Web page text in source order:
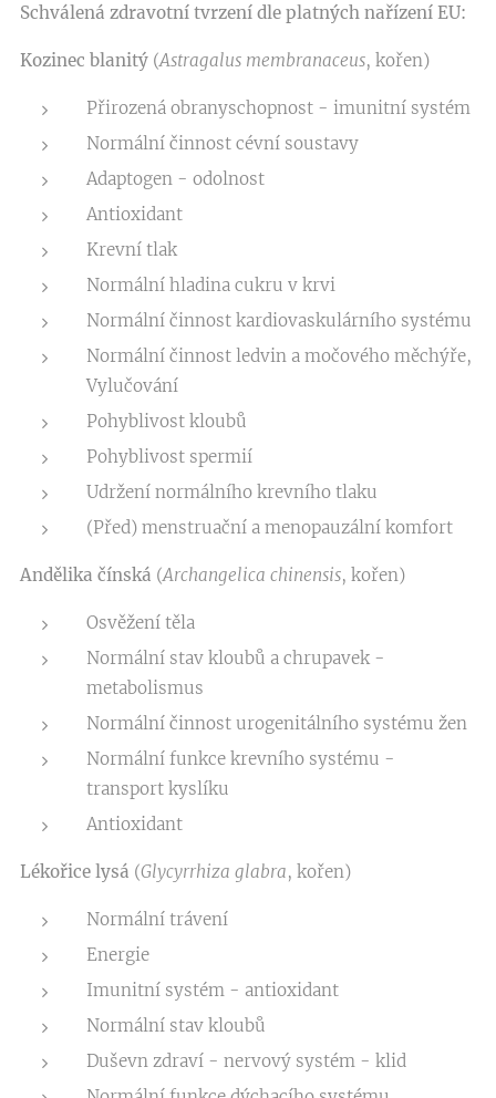
Schválená zdravotní tvrzení dle platných nařízení EU:
Kozinec blanitý (Astragalus membranaceus, kořen)
Přirozená obranyschopnost - imunitní systém
Normální činnost cévní soustavy
Adaptogen - odolnost
Antioxidant
Krevní tlak
Normální hladina cukru v krvi
Normální činnost kardiovaskulárního systému
Normální činnost ledvin a močového měchýře,
Vylučování
Pohyblivost kloubů
Pohyblivost spermií
Udržení normálního krevního tlaku
(Před) menstruační a menopauzální komfort
Andělika čínská (Archangelica chinensis, kořen)
Osvěžení těla
Normální stav kloubů a chrupavek -
metabolismus
Normální činnost urogenitálního systému žen
Normální funkce krevního systému -
transport kyslíku
Antioxidant
Lékořice lysá (Glycyrrhiza glabra, kořen)
Normální trávení
Energie
Imunitní systém - antioxidant
Normální stav kloubů
Duševn zdraví - nervový systém - klid